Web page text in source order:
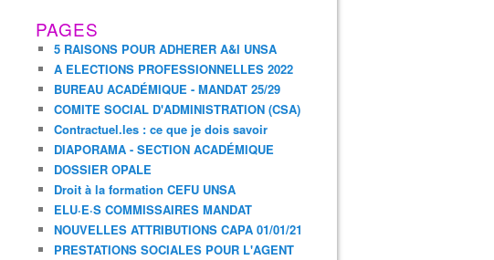
PAGES
5 RAISONS POUR ADHERER A&I UNSA
A ELECTIONS PROFESSIONNELLES 2022
BUREAU ACADÉMIQUE - MANDAT 25/29
COMITE SOCIAL D'ADMINISTRATION (CSA)
Contractuel.les : ce que je dois savoir
DIAPORAMA - SECTION ACADÉMIQUE
DOSSIER OPALE
Droit à la formation CEFU UNSA
ELU·E·S COMMISSAIRES MANDAT
NOUVELLES ATTRIBUTIONS CAPA 01/01/21
PRESTATIONS SOCIALES POUR L'AGENT